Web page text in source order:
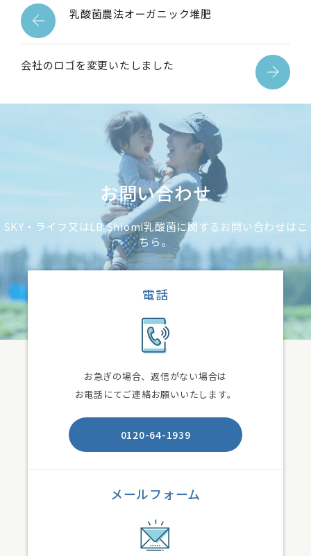
乳酸菌農法オーガニック堆肥
会社のロゴを変更いたしました
お問い合わせ
SKY・ライフ又はLB Shiomi乳酸菌に関するお問い合わせはこ
ちら。
電話
お急ぎの場合、返信がない場合は
お電話にてご連絡お願いいたします。
0120-64-1939
メールフォーム